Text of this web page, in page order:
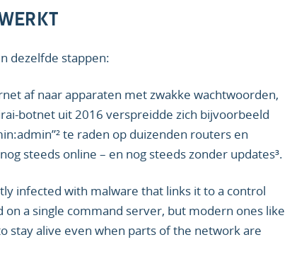
dezelfde stappen:
af naar apparaten met zwakke wachtwoorden,
botnet uit 2016 verspreidde zich bijvoorbeeld
te raden op duizenden routers en
steeds online – en nog steeds zonder updates³.
infected with malware that links it to a control
a single command server, but modern ones like
stay alive even when parts of the network are